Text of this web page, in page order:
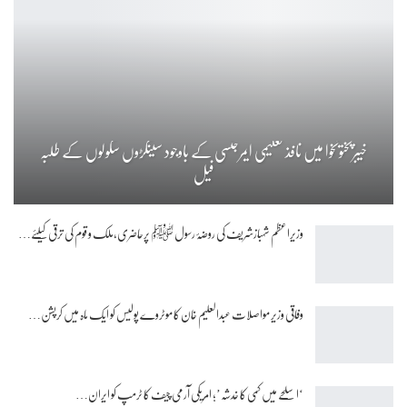
خیبرپختونخوا میں نافذ تعلیمی ایمرجنسی کے باوجود سینکڑوں سکولوں کے طلبہ
فیل
وزیراعظم شہبازشریف کی روضۂ رسول ﷺ پرحاضری،ملک و قوم کی ترقی کیلئے…
وفاقی وزیر مواصلات عبدالعلیم خان کا موٹروے پولیس کو ایک ماہ میں کرپشن…
‘اسلحے میں کمی کا خدشہ’؛ امریکی آرمی چیف کا ٹرمپ کو ایران…